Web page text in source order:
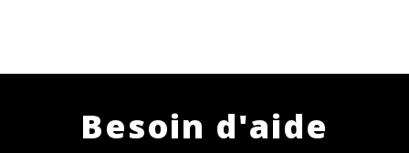
Besoin d'aide